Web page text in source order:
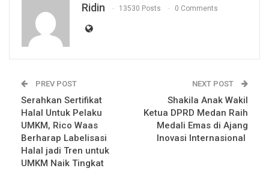
Ridin 13530 Posts 0 Comments
PREV POST
Serahkan Sertifikat
Halal Untuk Pelaku
UMKM, Rico Waas
Berharap Labelisasi
Halal jadi Tren untuk
UMKM Naik Tingkat
NEXT POST
Shakila Anak Wakil
Ketua DPRD Medan Raih
Medali Emas di Ajang
Inovasi Internasional